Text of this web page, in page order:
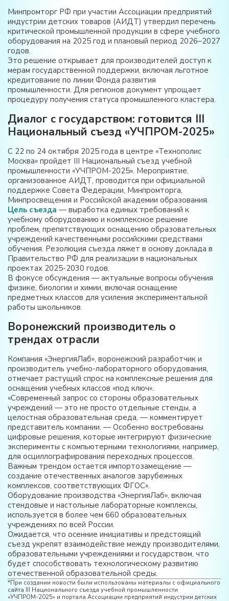
Минпромторг РФ при участии Ассоциации предприятий
индустрии детских товаров (АИДТ) утвердил перечень
критической промышленной продукции в сфере учебного
оборудования на 2025 год и плановый период 2026–2027
годов.
Это решение открывает для производителей доступ к
мерам государственной поддержки, включая льготное
кредитование по линии Фонда развития
промышленности. Для регионов документ упрощает
процедуру получения статуса промышленного кластера.
Диалог с государством: готовится III
Национальный съезд «УЧПРОМ-2025»
С 22 по 24 октября 2025 года в центре «Технополис
Москва» пройдет III Национальный съезд учебной
промышленности «УЧПРОМ-2025». Мероприятие,
организованное АИДТ, проводится при официальной
поддержке Совета Федерации, Минпромторга,
Минпросвещения и Российской академии образования.
Цель съезда — выработка единых требований к
учебному оборудованию и комплексное решение
проблем, препятствующих оснащению образовательных
учреждений качественными российскими средствами
обучения. Резолюция съезда ляжет в основу доклада в
Правительство РФ для реализации в национальных
проектах 2025-2030 годов.
В фокусе обсуждения — актуальные вопросы обучения
физике, биологии и химии, включая оснащение
предметных классов для усиления экспериментальной
работы школьников.
Воронежский производитель о
трендах отрасли
Компания «ЭнергияЛаб», воронежский разработчик и
производитель учебно-лабораторного оборудования,
отмечает растущий спрос на комплексные решения для
оснащения учебных классов «под ключ».
«Современный запрос со стороны образовательных
учреждений — это не просто отдельные стенды, а
целостная образовательная среда, — комментирует
представитель компании. — Особенно востребованы
цифровые решения, которые интегрируют физические
эксперименты с компьютерными технологиями, например,
для осциллографирования переходных процессов.
Важным трендом остается импортозамещение —
создание отечественных аналогов зарубежных
комплексов, соответствующих ФГОС».
Оборудование производства «ЭнергияЛаб», включая
стендовые и настольные лабораторные комплексы,
используется в более чем 660 образовательных
учреждениях по всей России.
Ожидается, что осенние инициативы и предстоящий
съезд укрепят взаимодействие между производителями,
образовательными учреждениями и государством, что
будет способствовать технологическому развитию
отечественной образовательной среды.
*При создании новости были использованы материалы с официального
сайта III Национального съезда учебной промышленности
«УЧПРОМ-2025» и портала Ассоциации предприятий индустрии детских